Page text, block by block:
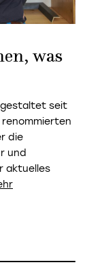
was
gestaltet seit
die
und
aktuelles